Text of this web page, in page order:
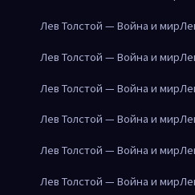
Лев Толстой — Война и мир
Лев Толстой — Война и мир
Лев Толстой — Война и мир
Лев Толстой — Война и мир
Лев Толстой — Война и мир
Лев Толстой — Война и мир